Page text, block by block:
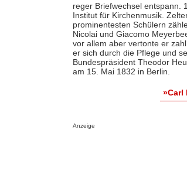
reger Briefwechsel entspann.
Institut für Kirchenmusik.
prominentesten Schülern
Nicolai und Giacomo
vor allem aber vertonte er
er sich durch die Pflege und
Bundespräsident Theodor
am 15. Mai 1832 in Berlin.
»Carl
Anzeige